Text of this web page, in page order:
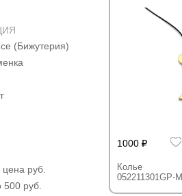
(Бижутерия)
руб.
500 руб.
1000
Колье
052211301GP-M